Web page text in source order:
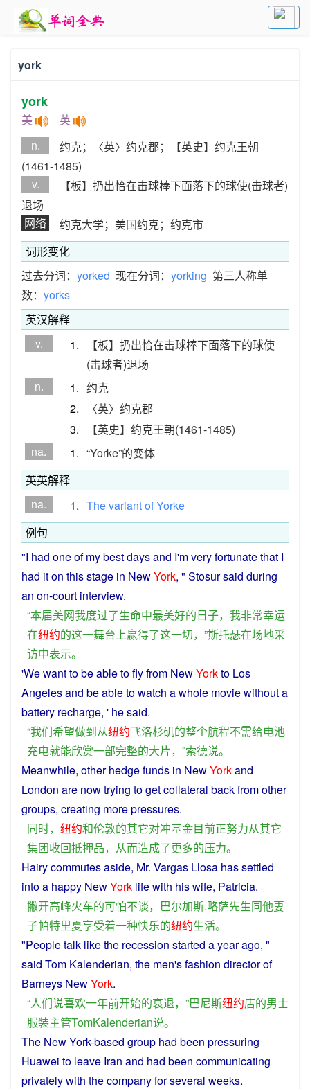
york
york
美 英
n.
约克；〈英〉约克郡；【英史】约克王朝
(1461-1485)
v.
【板】扔出恰在击球棒下面落下的球使(击球者)
退场
网络
约克大学；美国约克；约克市
词形变化
过去分词： yorked 现在分词： yorking 第三人称单
数： yorks
英汉解释
v.
1.
【板】扔出恰在击球棒下面落下的球使
(击球者)退场
n.
1. 约克
2.
〈英〉约克郡
3.
【英史】约克王朝(1461-1485)
na.
1. “Yorke”的变体
英英解释
na.
1. ThevariantofYorke
例句
"I had oneof mybestdaysand I'mveryfortunatethat I
had it on thisstage in NewYork, " Stosursaid during
an on-court interview.
“本届美网我度过了生命中最美好的日子， 我非常幸运
在纽约的这一舞台上赢得了这一切，”斯托瑟在场地采
访中表示。
'Wewanttobeabletoflyfrom NewYorkto Los
Angeles and beabletowatch awhole moviewithouta
battery recharge, ' hesaid.
“我们希望做到从纽约飞洛杉矶的整个航程不需给电池
充电就能欣赏一部完整的大片，”索德说。
Meanwhile, other hedgefunds in NewYorkand
London are nowtrying to getcollateral backfromother
groups, creating morepressures.
同时， 纽约和伦敦的其它对冲基金目前正努力从其它
集团收回抵押品， 从而造成了更多的压力。
Hairycommutesaside, Mr. Vargas Llosa hassettled
intoa happy NewYork lifewith hiswife, Patricia.
撇开高峰火车的可怕不谈， 巴尔加斯.略萨先生同他妻
子帕特里夏享受着一种快乐的纽约生活。
"Peopletalk likethe recession started ayearago, "
said Tom Kalenderian, the men'sfashion directorof
Barneys NewYork.
“人们说喜欢一年前开始的衰退，”巴尼斯纽约店的男士
服装主管TomKalenderian说。
The NewYork-based group had been pressuring
Huawei to leave Iran and had been communicating
privatelywith the company forseveral weeks.